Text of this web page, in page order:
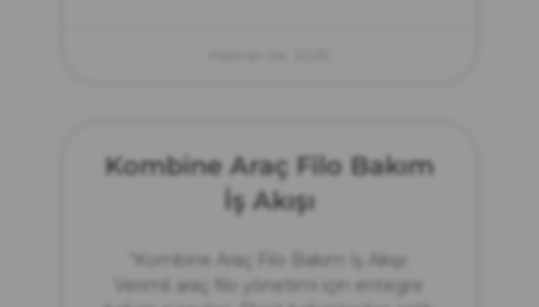
Kombine Araç Filo Bakım
İş Akışı
“Kombine Araç Filo Bakım İş Akışı:
Verimli araç filo yönetimi için entegre